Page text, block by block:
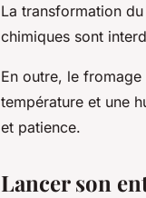
La transformation
chimiques sont
En outre, le
température et une
et patience.
Lancer son